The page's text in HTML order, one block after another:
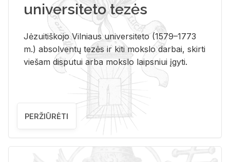
universiteto tezės
Jėzuitiškojo Vilniaus universiteto (1579–1773
m.) absolventų tezės ir kiti mokslo darbai, skirti
viešam disputui arba mokslo laipsniui įgyti.
PERŽIŪRĖTI